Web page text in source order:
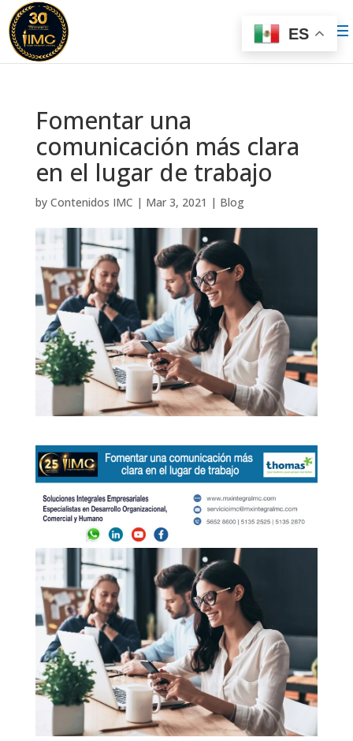
Fomentar una
comunicación más clara
en el lugar de trabajo
by Contenidos IMC | Mar 3, 2021 | Blog
ES